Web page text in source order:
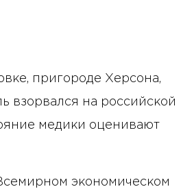
пригороде Херсона,
взорвался на российской
медики оценивают
экономическом